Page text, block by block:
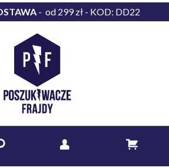
- od 299 zł - KOD: DD22